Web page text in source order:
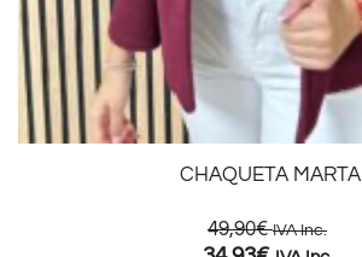
CHAQUETA MARTA
49,90€ IVA Inc.